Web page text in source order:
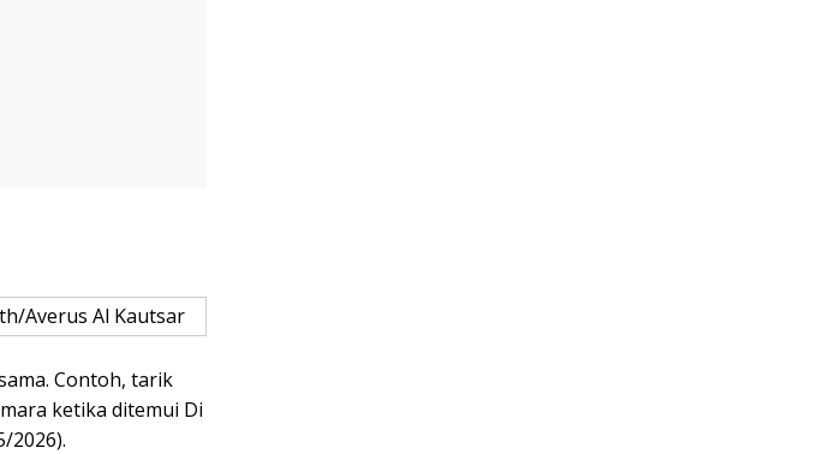
Averus Al Kautsar
Contoh, tarik
ketika ditemui Di
2026).